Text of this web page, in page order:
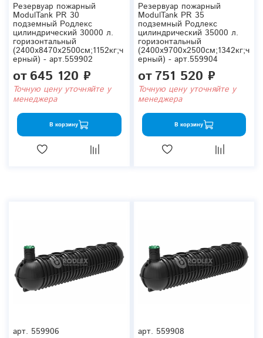
Резервуар пожарный
ModulTank PR 30
подземный Родлекс
цилиндрический 30000 л.
горизонтальный
(2400x8470x2500см;1152кг;ч
ерный) - арт.559902
от645 120 ₽
Точную цену уточняйте у
менеджера
В корзину
Резервуар пожарный
ModulTank PR 35
подземный Родлекс
цилиндрический 35000 л.
горизонтальный
(2400x9700x2500см;1342кг;ч
ерный) - арт.559904
от751 520 ₽
Точную цену уточняйте у
менеджера
В корзину
арт. 559906
арт. 559908